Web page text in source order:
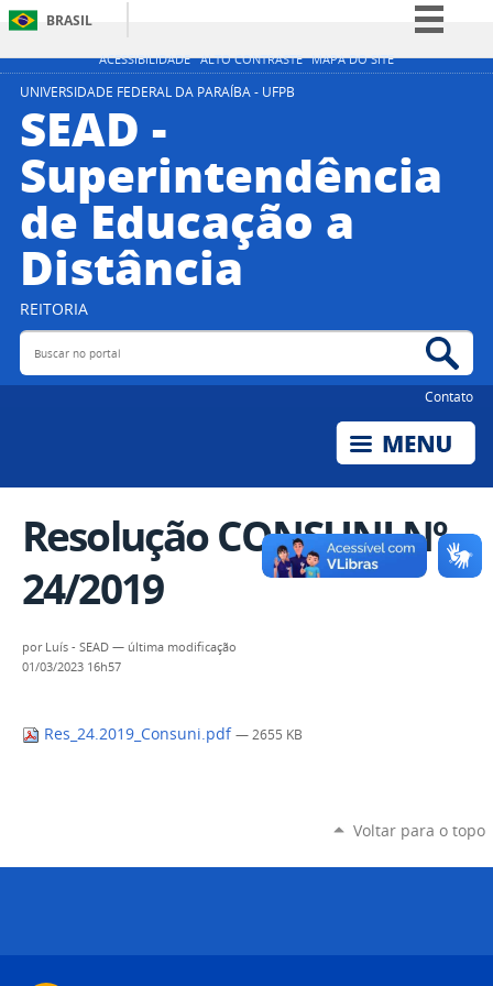
ACESSIBILIDADE ALTO CONTRASTE MAPA DO SITE
BRASIL
Simplifique!
Acesso à informação
Legislação
Canais
UNIVERSIDADE FEDERAL DA PARAÍBA - UFPB
SEAD -
Superintendência
de Educação a
Distância
REITORIA
Buscar no portal
Contato
Resolução CONSUNI Nº
24/2019
por Luís - SEAD — última modificação
01/03/2023 16h57
Res_24.2019_Consuni.pdf — 2655 KB
Voltar para o topo